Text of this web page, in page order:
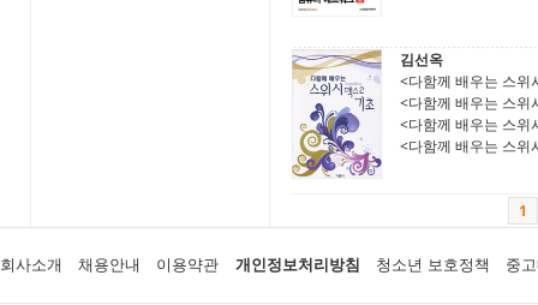
김선옥
<다함께 배우는 스위
<다함께 배우는 스위
<다함께 배우는 스위
<다함께 배우는 스위
1
회사소개 채용안내 이용약관 개인정보처리방침 청소년 보호정책 중